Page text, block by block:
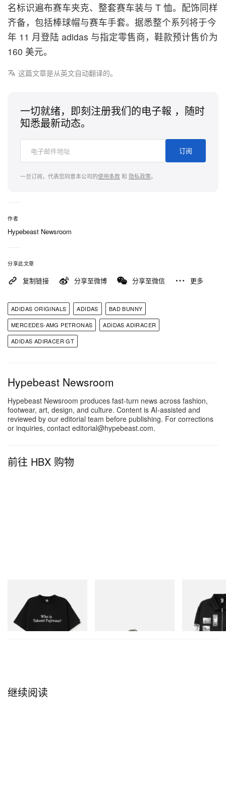
名标识遍布赛车夹克、整套赛车装与 T 恤。配饰同样
齐备，包括棒球帽与赛车手套。据悉整个系列将于今
年 11 月登陆 adidas 与指定零售商，鞋款预计售价为
160 美元。
这篇文章是从英文自动翻译的。
一切就绪，即刻注册我们的电子報 ，随时
知悉最新动态。
订阅
一旦订阅，代表您同意本公司的使用条款和 隐私政策。
作者
Hypebeast Newsroom
分享此文章
复制链接 分享至微博 分享至微信 更多
ADIDAS ORIGINALS ADIDAS
BAD BUNNY
MERCEDES-AMG PETRONAS
ADIDAS ADIRACER
ADIDAS ADIRACER GT
Hypebeast Newsroom
Hypebeast Newsroom produces fast-turn news across fashion,
footwear, art, design, and culture. Content is AI-assisted and
reviewed by our editorial team before publishing. For corrections
or inquiries, contact editorial@hypebeast.com.
前往 HBX 购物
Billionaire Boys Club X Initial
D Cotton T-Shirt 3
立刻购入
Billionaire
D Cotton Jacket
立刻购入
继续阅读